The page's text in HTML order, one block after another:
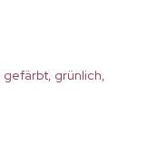
gefärbt, grünlich,